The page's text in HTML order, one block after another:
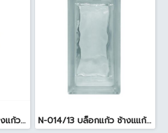
N-021/13 บล็อกแก้ว ช้างแก้ว WOW แก้วประดับฟ้า ( 24X11.5X8cm ) N-014/13 บล็อกแก้ว ช้างแแก้ว WOW หยาดเพชร ( 24x11.5x8 cm.)